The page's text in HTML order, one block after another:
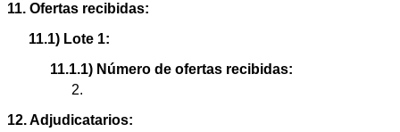
11. Ofertas recibidas:
11.1) Lote 1:
11.1.1) Número de ofertas recibidas:
2.
12. Adjudicatarios: